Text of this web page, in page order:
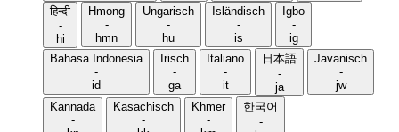
हिन्दी
-
hi
Hmong
-
hmn
Ungarisch
-
hu
Isländisch
-
is
Igbo
-
ig
Bahasa Indonesia
-
id
Irisch
-
ga
Italiano
-
it
日本語
-
ja
Javanisch
-
jw
Kannada
-
Kasachisch
-
Khmer
-
한국어
-